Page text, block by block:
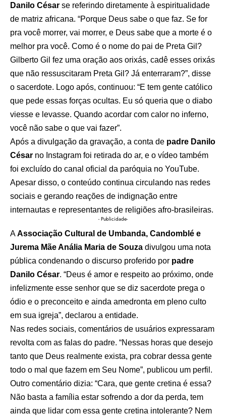
Danilo César se referindo diretamente à espiritualidade
de matriz africana. “Porque Deus sabe o que faz. Se for
pra você morrer, vai morrer, e Deus sabe que a morte é o
melhor pra você. Como é o nome do pai de Preta Gil?
Gilberto Gil fez uma oração aos orixás, cadê esses orixás
que não ressuscitaram Preta Gil? Já enterraram?”, disse
o sacerdote. Logo após, continuou: “E tem gente católico
que pede essas forças ocultas. Eu só queria que o diabo
viesse e levasse. Quando acordar com calor no inferno,
você não sabe o que vai fazer”.
Após a divulgação da gravação, a conta de padre Danilo
César no Instagram foi retirada do ar, e o vídeo também
foi excluído do canal oficial da paróquia no YouTube.
Apesar disso, o conteúdo continua circulando nas redes
sociais e gerando reações de indignação entre
internautas e representantes de religiões afro-brasileiras.
- Publicidade-
AAssociação Cultural de Umbanda, Candomblé e
Jurema Mãe Anália Maria de Souza divulgou uma nota
pública condenando o discurso proferido por padre
Danilo César. “Deus é amor e respeito ao próximo, onde
infelizmente esse senhor que se diz sacerdote prega o
ódio e o preconceito e ainda amedronta em pleno culto
em sua igreja”, declarou a entidade.
Nas redes sociais, comentários de usuários expressaram
revolta com as falas do padre. “Nessas horas que desejo
tanto que Deus realmente exista, pra cobrar dessa gente
todo o mal que fazem em Seu Nome”, publicou um perfil.
Outro comentário dizia: “Cara, que gente cretina é essa?
Não basta a família estar sofrendo a dor da perda, tem
ainda que lidar com essa gente cretina intolerante? Nem